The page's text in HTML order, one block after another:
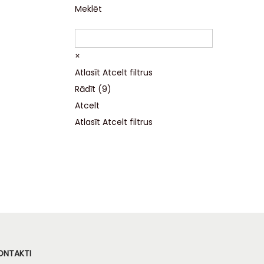
Meklēt
×
Atlasīt Atcelt filtrus
Rādīt (9)
Atcelt
Atlasīt Atcelt filtrus